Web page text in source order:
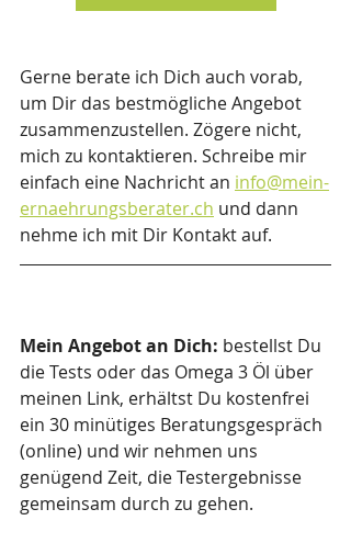
Gerne berate ich Dich auch vorab,
um Dir das bestmögliche Angebot
zusammenzustellen. Zögere nicht,
mich zu kontaktieren. Schreibe mir
einfach eine Nachricht an info@mein-
ernaehrungsberater.ch und dann
nehme ich mit Dir Kontakt auf.
Mein Angebot an Dich: bestellst Du
die Tests oder das Omega 3 Öl über
meinen Link, erhältst Du kostenfrei
ein 30 minütiges Beratungsgespräch
(online) und wir nehmen uns
genügend Zeit, die Testergebnisse
gemeinsam durch zu gehen.